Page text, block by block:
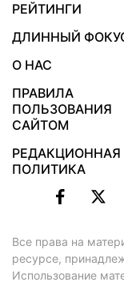
РЕЙТИНГИ
ДЛИННЫЙ
О НАС
ПРАВИЛА
ПОЛЬЗОВАНИЯ
САЙТОМ
РЕДАКЦИОННАЯ
ПОЛИТИКА
Все права на
ресурсе,
Использование